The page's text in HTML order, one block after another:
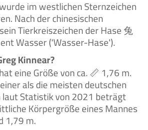
im westlichen Sternzeichen
Nach der chinesischen
Tierkreiszeichen der Hase 兔
Wasser ('Wasser-Hase').
Kinnear?
eine Größe von ca. 📏 1,76 m.
als die meisten deutschen
laut Statistik von 2021 beträgt
Körpergröße eines Mannes
1,79 m.